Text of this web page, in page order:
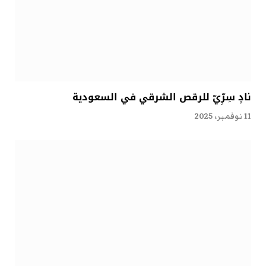
نادٍ سِرِّيّ للرقص الشرقي في السعودية
11 نوفمبر، 2025